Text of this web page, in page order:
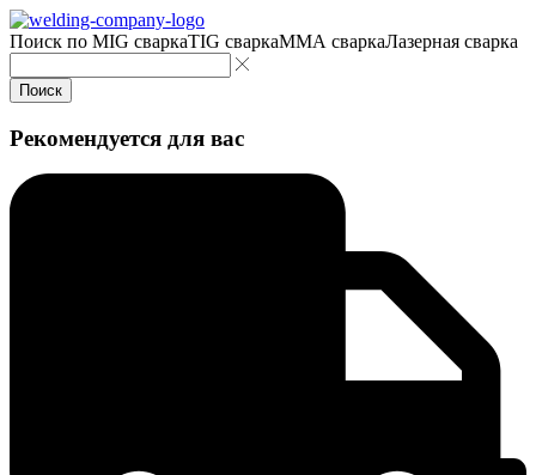
Поиск по MIG сваркаTIG сваркаMMA сваркаЛазерная сварка
Поиск
Рекомендуется для вас